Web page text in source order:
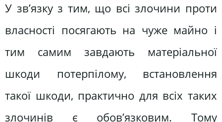
У зв’язку з тим, що всі злочини проти
власності посягають на чуже майно і
тим самим завдають матеріальної
шкоди потерпілому, встановлення
такої шкоди, практично для всіх таких
злочинів є обов’язковим. Тому